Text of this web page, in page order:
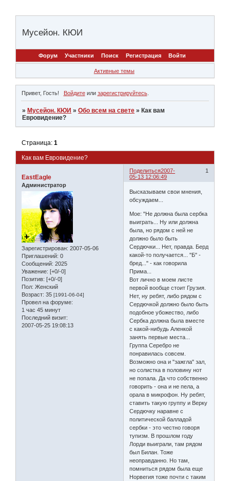
Мусейон. КЮИ
Форум Участники Поиск Регистрация Войти
Активные темы
Привет, Гость! Войдитеили зарегистрируйтесь.
» Мусейон. КЮИ »Обо всем на свете » Как вам
Евровидение?
Как вам Евровидение?
Страница:1
Поделиться 1
2007-
05-13 12:06:49
EastEagle
Администратор
Зарегистрирован: 2007-05-06
Приглашений: 0
Сообщений: 2025
Уважение: [+0/-0]
Позитив: [+0/-0]
Пол: Женский
Возраст: 35 [1991-06-04]
Провел на форуме:
1 час 45 минут
Последний визит:
2007-05-25 19:08:13
Высказываем свои мнения,
обсуждаем...
Мое: "Не должна была сербка
выиграть... Ну или должна
была, но рядом с ней не
должно было быть
Сердючки... Нет, правда. Берд
какой-то получается... "Б" -
бред..." - как говорила
Прима...
Вот лично в моем листе
первой вообще стоит Грузия.
Нет, ну ребят, либо рядом с
Сердючкой должно было быть
подобное убожество, либо
Сербка должна была вместе
с какой-нибудь Аленкой
занять первые места...
Группа Серебро не
понравилась совсем.
Возможно она и "зажгла" зал,
но солистка в половину нот
не попала. Да что собственно
говорить - она и не пела, а
орала в микрофон. Ну ребят,
ставить такую группу и Верку
Сердючку наравне с
политической балладой
сербки - это честно говоря
тупизм. В прошлом году
Лорди выиграли, там рядом
был Билан. Тоже
неоправданно. Но там,
помниться рядом была еще
Норвегия тоже почти с таким